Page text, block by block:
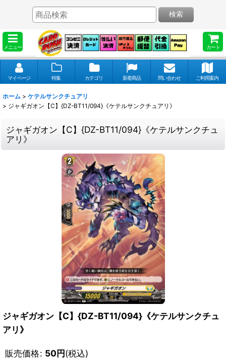
メニュー カート
検索
マイページ 特集 カテゴリ 新着商品 問い合わせ ご利用案内
ホーム > ケテルサンクチュアリ
> ジャギガオン【C】{DZ-BT11/094}《ケテルサンクチュアリ》
ジャギガオン【C】{DZ-BT11/094}《ケテルサンクチュ
アリ》
ジャギガオン【C】{DZ-BT11/094}《ケテルサンクチュ
アリ》
販売価格: 50円(税込)